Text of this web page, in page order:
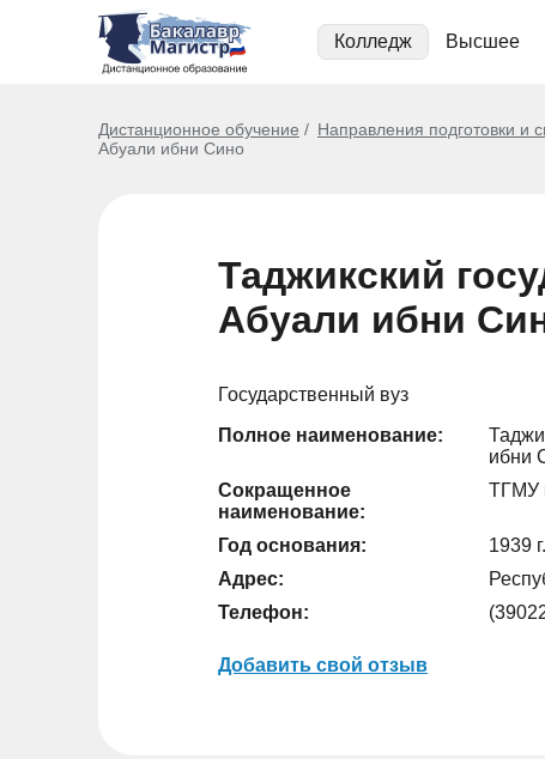
Колледж Высшее
Дистанционное обучение Направления подготовки и
Абуали ибни Сино
Таджикский
Абуали ибни
Государственный вуз
Полное наименование:
ибни
Сокращенное
наименование:
ТГМУ
Год основания:
1939 г.
Адрес:
Телефон:
Добавить свой отзыв